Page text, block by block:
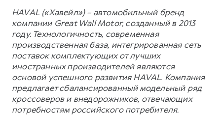
HAVAL («Хавейл») – автомобильный бренд
компании Great Wall Motor, созданный в 2013
году. Технологичность, современная
производственная база, интегрированная сеть
поставок комплектующих от лучших
иностранных производителей являются
основой успешного развития HAVAL. Компания
предлагает сбалансированный модельный ряд
кроссоверов и внедорожников, отвечающих
потребностям российского потребителя.